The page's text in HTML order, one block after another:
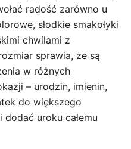
radość zarówno u
słodkie smakołyki
chwilami z
sprawia, że są
w różnych
– urodzin, imienin,
do większego
uroku całemu